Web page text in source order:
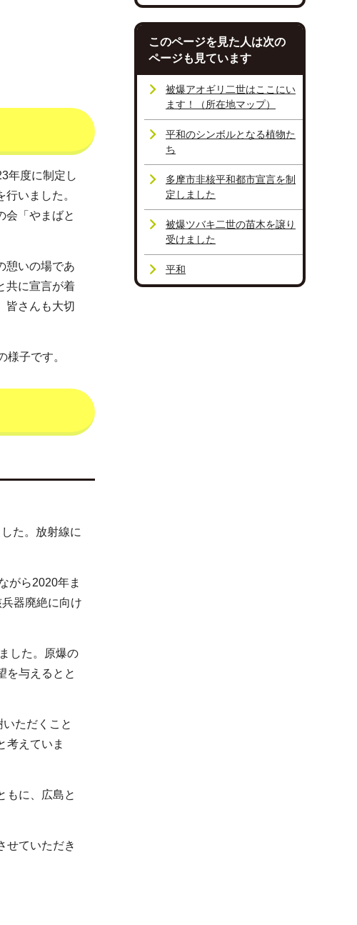
年度に制定し
いました。
会「やまばと
憩いの場であ
共に宣言が着
皆さんも大切
様子です。
た。放射線に
がら2020年ま
器廃絶に向け
した。原爆の
を与えるとと
ただくこと
考えていま
もに、広島と
せていただき
このページを見た人は次の
ページも見ています
被爆アオギリ二世はここにい
ます！（所在地マップ）
平和のシンボルとなる植物た
ち
多摩市非核平和都市宣言を制
定しました
被爆ツバキ二世の苗木を譲り
受けました
平和